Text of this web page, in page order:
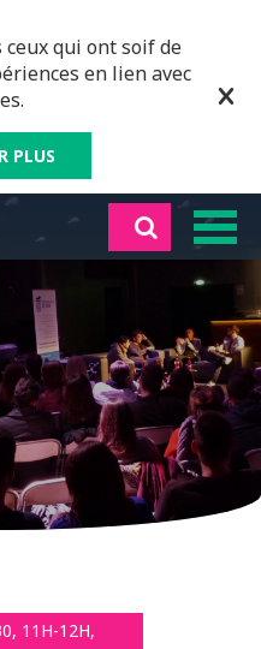
ceux qui ont soif de
en lien avec
PLUS
11H-12H,